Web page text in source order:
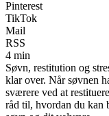
Pinterest
TikTok
Mail
RSS
4 min
Søvn, restitution og
klar over. Når søvnen
sværere ved at
råd til, hvordan du kan